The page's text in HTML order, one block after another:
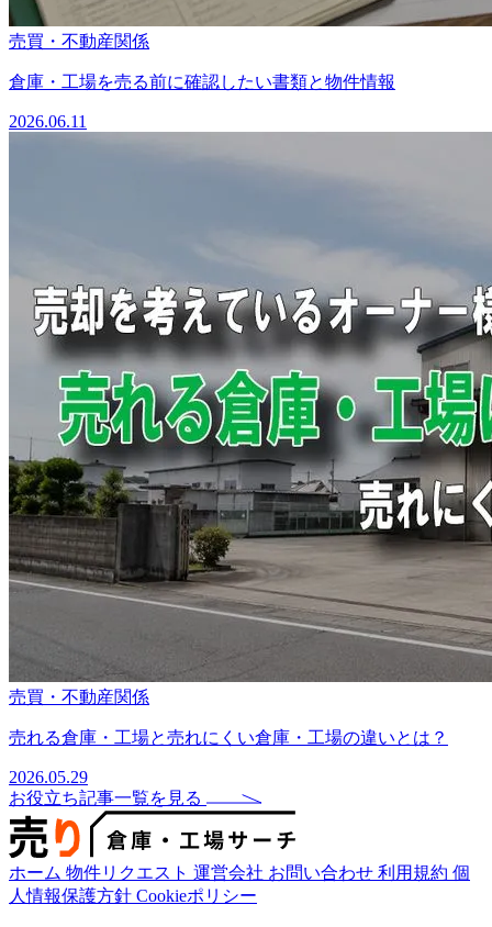
売買・不動産関係
倉庫・工場を売る前に確認したい書類と物件情報
2026.06.11
売買・不動産関係
売れる倉庫・工場と売れにくい倉庫・工場の違いとは？
2026.05.29
お役立ち記事一覧を見る
ホーム 物件リクエスト 運営会社 お問い合わせ 利用規約 個
人情報保護方針 Cookieポリシー